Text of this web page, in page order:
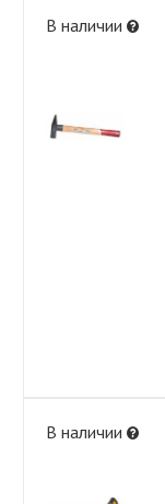
В наличии
В наличии